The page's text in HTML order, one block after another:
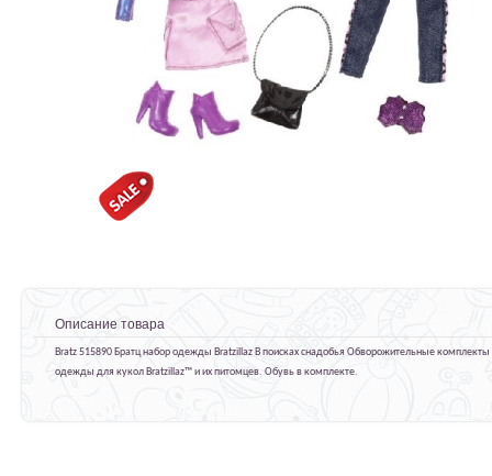
Описание товара
Bratz 515890 Братц набор одежды Bratzillaz В поисках снадобья Обворожительные комплекты
одежды для кукол Bratzillaz™ и их питомцев. Обувь в комплекте.